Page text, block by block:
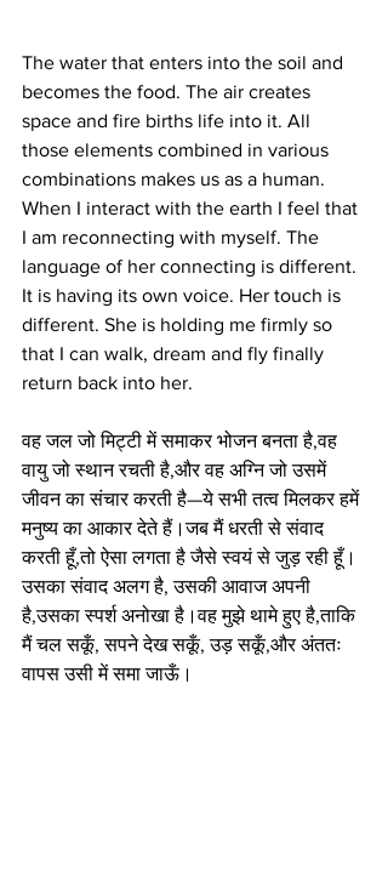
The water that enters into the soil and
becomes the food. The air creates
space and fire births life into it. All
those elements combined in various
combinations makes us as a human.
When I interact with the earth I feel that
I am reconnecting with myself. The
language of her connecting is different.
It is having its own voice. Her touch is
different. She is holding me firmly so
that I can walk, dream and fly finally
return back into her.
वह जल जो मिट्टी में समाकर भोजन बनता है,वह
वायु जो स्थान रचती है,और वह अग्नि जो उसमें
जीवन का संचार करती है—ये सभी तत्व मिलकर हमें
मनुष्य का आकार देते हैं।जब मैं धरती से संवाद
करती हूँ,तो ऐसा लगता है जैसे स्वयं से जुड़ रही हूँ।
उसका संवाद अलग है, उसकी आवाज अपनी
है,उसका स्पर्श अनोखा है।वह मुझे थामे हुए है,ताकि
मैं चल सकूँ, सपने देख सकूँ, उड़ सकूँ,और अंततः
वापस उसी में समा जाऊँ।